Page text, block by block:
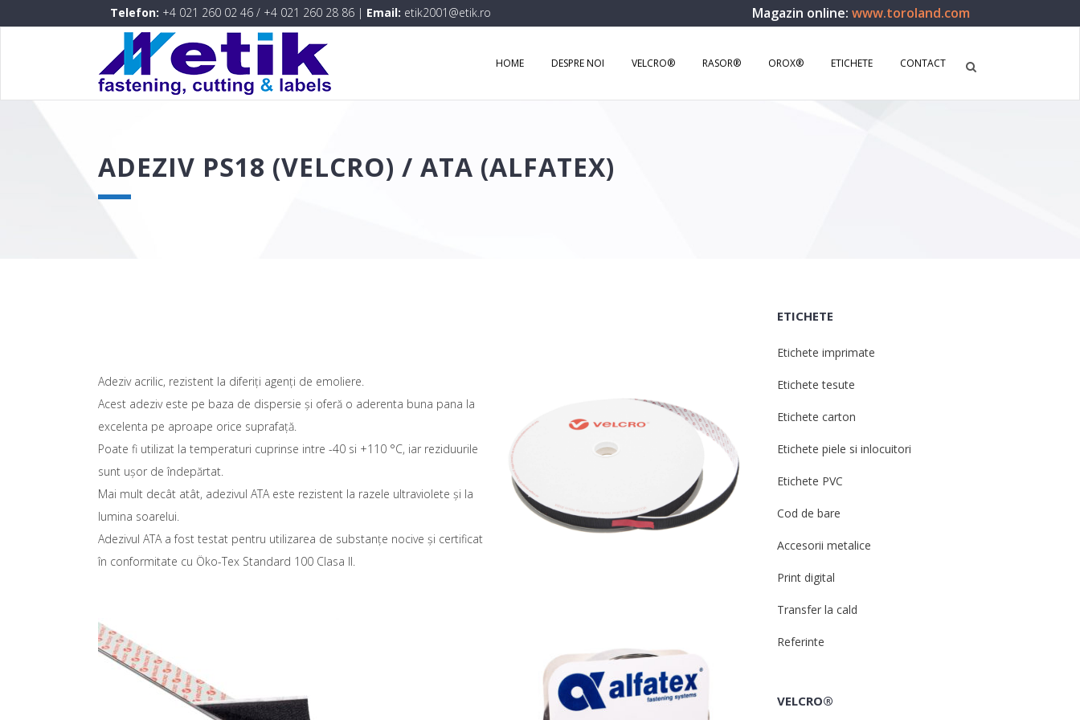
Telefon: +4 021 260 02 46 / +4 021 260 28 86 | Email: etik2001@etik.ro Magazin online: www.toroland.com
HOME DESPRE NOI VELCRO® RASOR® OROX® ETICHETE CONTACT
ADEZIV PS18 (VELCRO) / ATA (ALFATEX)
Adeziv acrilic, rezistent la diferiți agenți de emoliere.
Acest adeziv este pe baza de dispersie și oferă o aderenta buna pana la
excelenta pe aproape orice suprafață.
Poate fi utilizat la temperaturi cuprinse intre -40 si +110 °C, iar reziduurile
sunt ușor de îndepărtat.
Mai mult decât atât, adezivul ATA este rezistent la razele ultraviolete și la
lumina soarelui.
Adezivul ATA a fost testat pentru utilizarea de substanțe nocive și certificat
în conformitate cu Öko-Tex Standard 100 Clasa II.
ETICHETE
Etichete imprimate
Etichete tesute
Etichete carton
Etichete piele si inlocuitori
Etichete PVC
Cod de bare
Accesorii metalice
Print digital
Transfer la cald
Referinte
VELCRO®